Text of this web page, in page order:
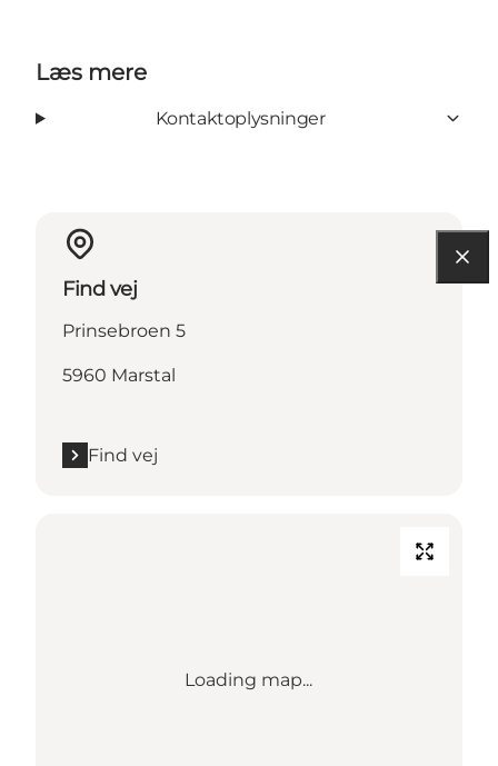
Læs mere
Kontaktoplysninger
Find vej
Prinsebroen 5
5960 Marstal
Find vej
Loading map...